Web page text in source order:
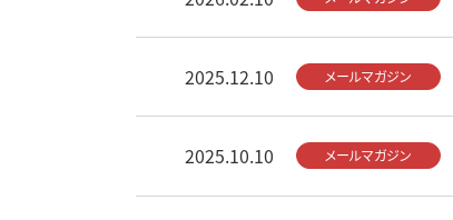
2025.12.10 メールマガジン
2025.10.10 メールマガジン